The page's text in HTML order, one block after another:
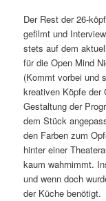
Der Rest der 26-
gefilmt und
stets auf dem
für die Open Mind
(Kommt vorbei und
kreativen Köpfe der
Gestaltung der
dem Stück
den Farben zum
hinter einer
kaum wahrnimmt.
und wenn doch
der Küche benötigt.